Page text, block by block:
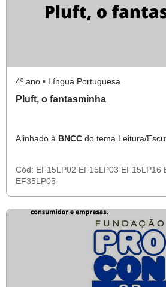
4º ano • Língua Portuguesa
Pluft, o fantasminha
Alinhado à BNCC do tema Leitura/
Cód: EF15LP02 EF15LP03 EF15LP16
EF35LP05